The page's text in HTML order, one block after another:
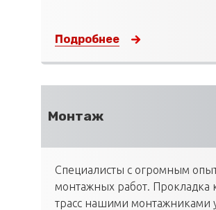
Подробнее
Монтаж
Специалисты с огромным
монтажных работ. Прокладка
трасс нашими монтажниками